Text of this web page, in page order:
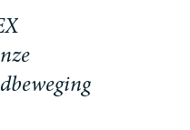
X
nze
dbeweging